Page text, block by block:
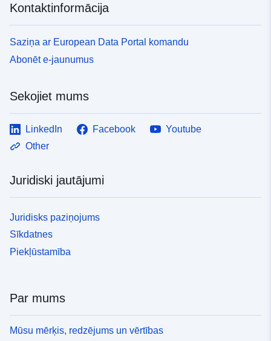
Kontaktinformācija
Saziņa ar European Data Portal komandu
Abonēt e-jaunumus
Sekojiet mums
LinkedIn Facebook
Youtube
Other
Juridiski jautājumi
Juridisks paziņojums
Sīkdatnes
Piekļūstamība
Par mums
Mūsu mērķis, redzējums un vērtības